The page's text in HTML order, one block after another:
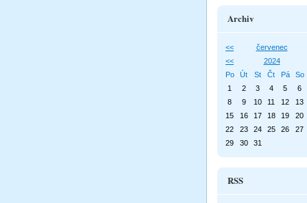
Archiv
<<
červenec
<<
2024
Po
Út St Čt Pá
So
1
2 3 4 5
6
8
9 10 11 12
13
15
16 17 18 19
20
22
23 24 25 26
27
29
30 31
RSS